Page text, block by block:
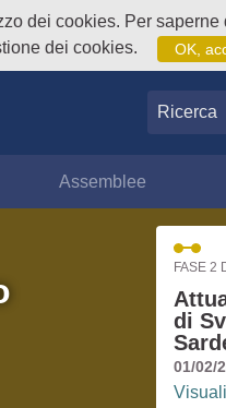
dei cookies. Per saperne
dei cookies.
OK,
Ricerca
Assemblee
FASE 2
di
01/02/